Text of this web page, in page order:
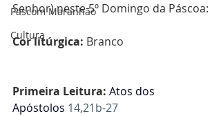
Pascom Maranhão
Cultura
Senhor) neste 5º Domingo da Páscoa:
Cor litúrgica: Branco
Primeira Leitura: Atos dos
Apóstolos 14,21b-27